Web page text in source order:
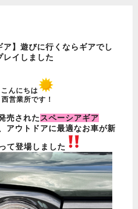
ア】遊びに行くならギアでし
レイしました
こんにちは
西営業所です！
売された スペーシアギア
アウトドアに最適なお車が新
て登場しました